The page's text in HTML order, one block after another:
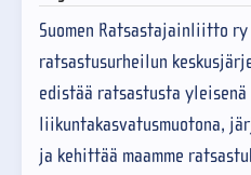
Suomen Ratsastajainliitto ry
ratsastusurheilun
edistää ratsastusta
liikuntakasvatusmuotona,
ja kehittää maamme